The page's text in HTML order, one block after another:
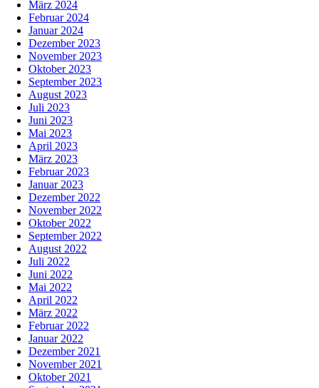
März 2024
Februar 2024
Januar 2024
Dezember 2023
November 2023
Oktober 2023
September 2023
August 2023
Juli 2023
Juni 2023
Mai 2023
April 2023
März 2023
Februar 2023
Januar 2023
Dezember 2022
November 2022
Oktober 2022
September 2022
August 2022
Juli 2022
Juni 2022
Mai 2022
April 2022
März 2022
Februar 2022
Januar 2022
Dezember 2021
November 2021
Oktober 2021